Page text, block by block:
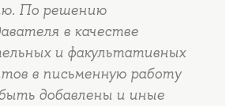
По решению
в качестве
и факультативных
в письменную работу
добавлены и иные